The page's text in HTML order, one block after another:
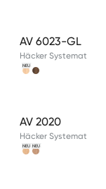
AV 6023-GL
Häcker Systemat
Available colors
NEU
AV 2020
Häcker Systemat
Available colors
NEU NEU